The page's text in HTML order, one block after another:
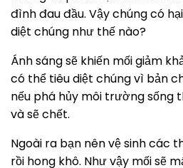
đình đau đầu. Vậy chúng có
diệt chúng như thế nào?
Ánh sáng sẽ khiến mối giảm
có thể tiêu diệt chúng vì bản
nếu phá hủy môi trường sống
và sẽ chết.
Ngoài ra bạn nên vệ sinh các
rồi hong khô. Như vậy mối sẽ